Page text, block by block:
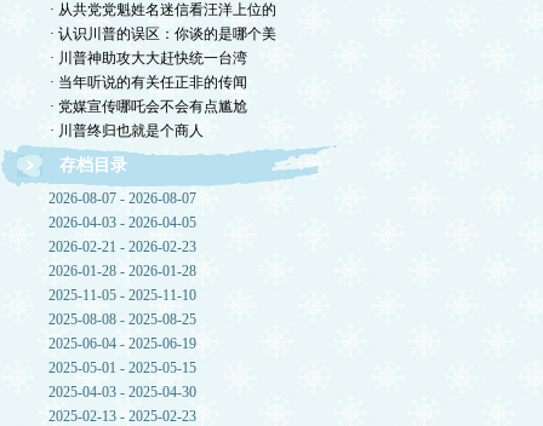
· 从共党党魁姓名迷信看汪洋上位的
· 认识川普的误区：你谈的是哪个美
· 川普神助攻大大赶快统一台湾
· 当年听说的有关任正非的传闻
· 党媒宣传哪吒会不会有点尴尬
· 川普终归也就是个商人
存档目录
2026-08-07 - 2026-08-07
2026-04-03 - 2026-04-05
2026-02-21 - 2026-02-23
2026-01-28 - 2026-01-28
2025-11-05 - 2025-11-10
2025-08-08 - 2025-08-25
2025-06-04 - 2025-06-19
2025-05-01 - 2025-05-15
2025-04-03 - 2025-04-30
2025-02-13 - 2025-02-23